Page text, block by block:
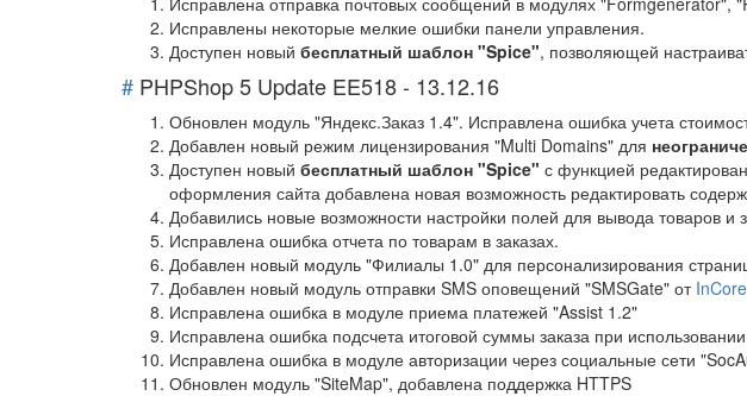
Исправлены некоторые мелкие ошибки панели управления.
Доступен новый бесплатный шаблон "Spice", позволяющей
# PHPShop 5 Update EE518 - 13.12.16
Обновлен модуль "Яндекс.Заказ 1.4". Исправлена ошибка учета
Добавлен новый режим лицензирования "Multi Domains" для
Доступен новый бесплатный шаблон "Spice" с функцией
оформления сайта добавлена новая возможность редактировать
Добавились новые возможности настройки полей для вывода товаров и
Исправлена ошибка отчета по товарам в заказах.
Добавлен новый модуль "Филиалы 1.0" для персонализирования
Добавлен новый модуль отправки SMS оповещений "SMSGate" от
Исправлена ошибка в модуле приема платежей "Assist 1.2"
Исправлена ошибка подсчета итоговой суммы заказа при использовании
Исправлена ошибка в модуле авторизации через социальные сети
Обновлен модуль "SiteMap", добавлена поддержка HTTPS